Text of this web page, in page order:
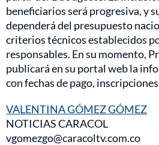
beneficiarios será progresiva, y
dependerá del presupuesto
criterios técnicos establecidos
responsables. En su momento,
publicará en su portal web la
con fechas de pago,
VALENTINA GÓMEZ GÓMEZ
NOTICIAS CARACOL
vgomezgo@caracoltv.com.co